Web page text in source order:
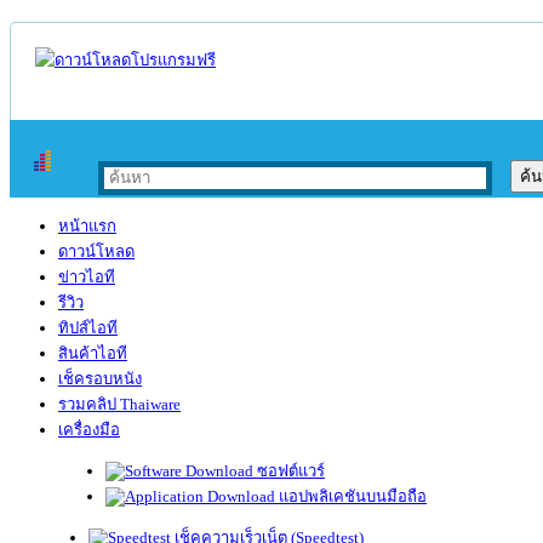
หน้าแรก
ดาวน์โหลด
ข่าวไอที
รีวิว
ทิปส์ไอที
สินค้าไอที
เช็ครอบหนัง
รวมคลิป Thaiware
เครื่องมือ
ซอฟต์แวร์
แอปพลิเคชันบนมือถือ
เช็คความเร็วเน็ต (Speedtest)